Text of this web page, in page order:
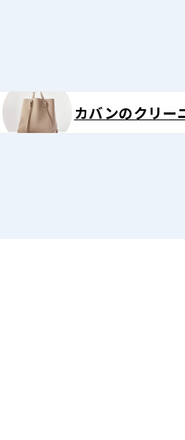
カバンのクリー